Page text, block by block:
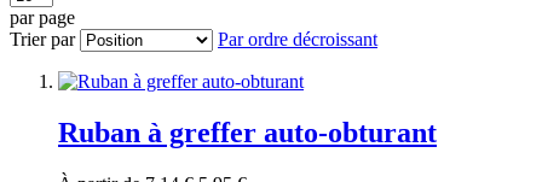
par page
Trier par
Par ordre décroissant
Ruban à greffer auto-obturant